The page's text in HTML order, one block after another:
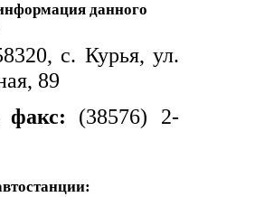
данного
с. Курья, ул.
89
факс: (38576) 2-